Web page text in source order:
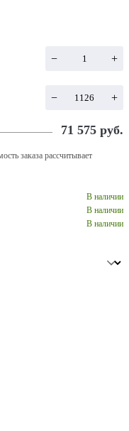
− +
− +
71 575 руб.
заказа рассчитывает
В наличии
В наличии
В наличии